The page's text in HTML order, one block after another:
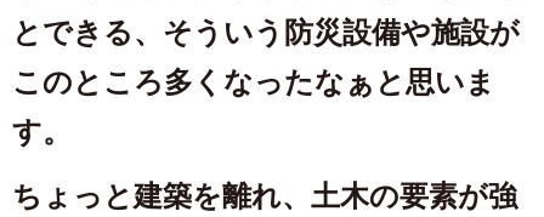
とできる、そういう防災設備や施設が
このところ多くなったなぁと思いま
す。
ちょっと建築を離れ、土木の要素が強